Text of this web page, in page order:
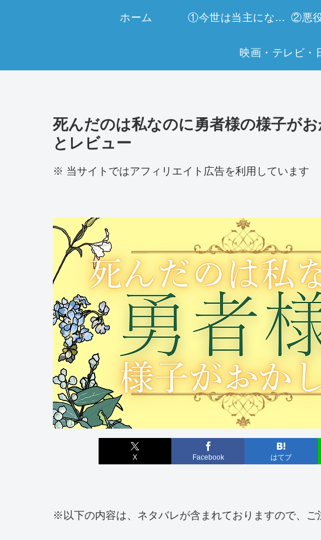
ホーム ①今世は当主になります
死んだのは私なのに勇者様の様子
とレビュー
※ 当サイトではアフィリエイト広告を利用しています
X Facebook はてブ
※以下の内容は、ネタバレが含まれておりますので、ご